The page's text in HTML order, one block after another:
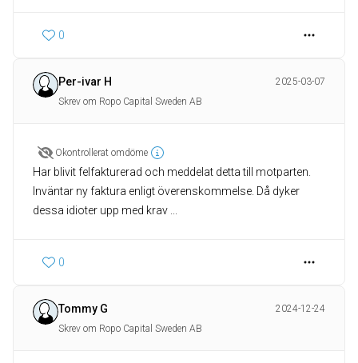
0
Per-ivar H
2025-03-07
Skrev om Ropo Capital Sweden AB
Okontrollerat omdöme
Har blivit felfakturerad och meddelat detta till motparten.
Inväntar ny faktura enligt överenskommelse. Då dyker
dessa idioter upp med krav ...
0
Tommy G
2024-12-24
Skrev om Ropo Capital Sweden AB